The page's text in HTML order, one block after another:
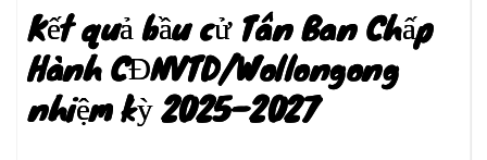
Kết quả bầu cử Tân Ban Chấp
Hành CĐNVTD/Wollongong
nhiệm kỳ 2025–2027